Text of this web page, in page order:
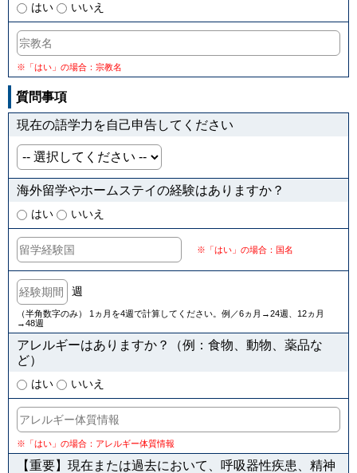
はい いいえ
※「はい」の場合：宗教名
質問事項
現在の語学力を自己申告してください
海外留学やホームステイの経験はありますか？
はい いいえ
※「はい」の場合：国名
週
（半角数字のみ） 1ヵ月を4週で計算してください。例／6ヵ月→24週、12ヵ月
→48週
アレルギーはありますか？（例：食物、動物、薬品な
ど）
はい いいえ
※「はい」の場合：アレルギー体質情報
【重要】現在または過去において、呼吸器性疾患、精神